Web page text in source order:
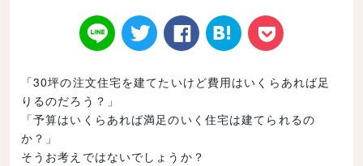
LINE
「30坪の注文住宅を建てたいけど費用はいくらあれば足
りるのだろう？」
「予算はいくらあれば満足のいく住宅は建てられるの
か？」
そうお考えではないでしょうか？